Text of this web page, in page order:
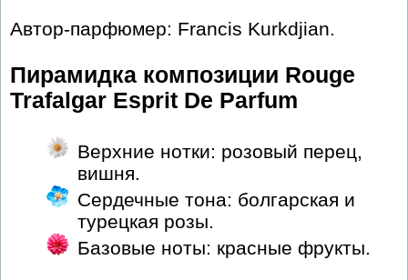
Автор-парфюмер: Francis Kurkdjian.
Пирамидка композиции Rouge
Trafalgar Esprit De Parfum
Верхние нотки: розовый перец,
вишня.
Сердечные тона: болгарская и
турецкая розы.
Базовые ноты: красные фрукты.